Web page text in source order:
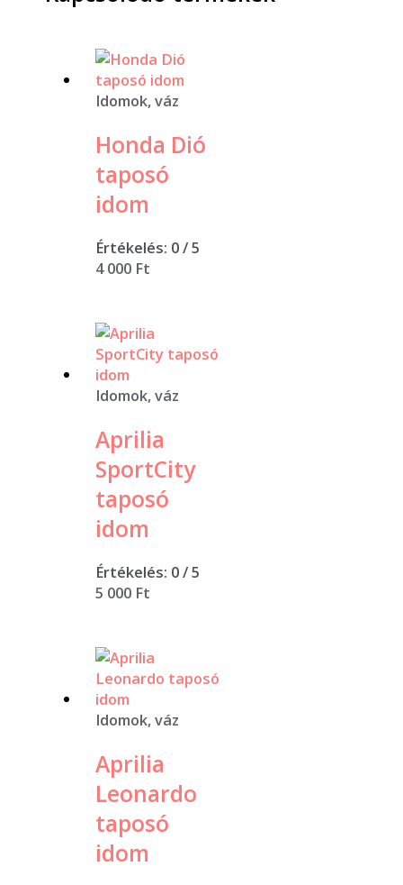
Idomok, váz
Honda Dió
taposó
idom
Értékelés: 0/ 5
4 000 Ft
Idomok, váz
Aprilia
SportCity
taposó
idom
Értékelés: 0/ 5
5 000 Ft
Idomok, váz
Aprilia
Leonardo
taposó
idom